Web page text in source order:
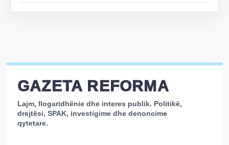
GAZETA REFORMA
Lajm, llogaridhënie dhe interes publik. Politikë,
drejtësi, SPAK, investigime dhe denoncime
qytetare.